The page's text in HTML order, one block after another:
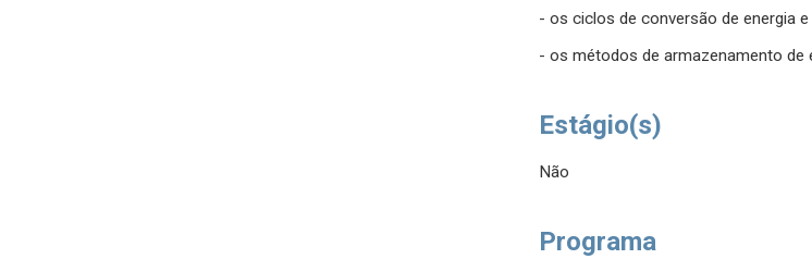
- os ciclos de conversão de energia
- os métodos de armazenamento de
Estágio(s)
Não
Programa